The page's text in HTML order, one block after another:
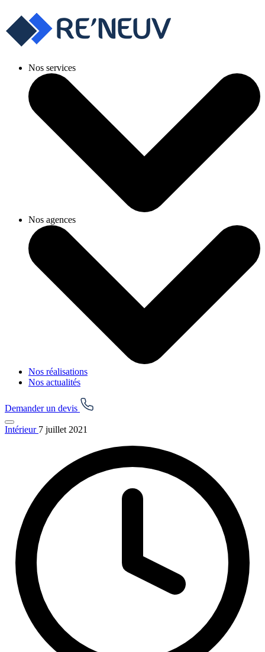
Nos services
Nos agences
Nos réalisations
Nos actualités
Demander un devis
Intérieur 7 juillet 2021